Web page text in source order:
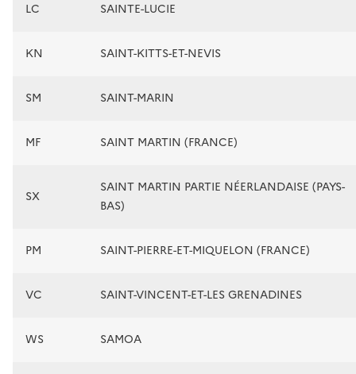
LC SAINTE-LUCIE
KN SAINT-KITTS-ET-NEVIS
SM SAINT-MARIN
MF SAINT MARTIN (FRANCE)
SX
SAINT MARTIN PARTIE NÉERLANDAISE (PAYS-
BAS)
PM SAINT-PIERRE-ET-MIQUELON (FRANCE)
VC SAINT-VINCENT-ET-LES GRENADINES
WS SAMOA